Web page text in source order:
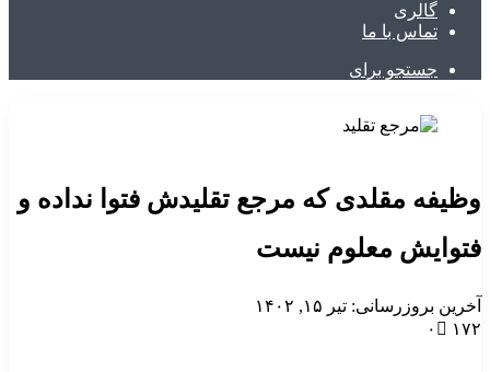
گالری
تماس با ما
جستجو برای
مقلدی که مرجع تقلیدش فتوا نداده و
معلوم نیست
بروزرسانی: تیر ۱۵, ۱۴۰۲
۰